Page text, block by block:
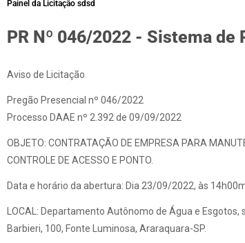
Painel da Licitação sdsd
PR Nº 046/2022 - Sistema de
Aviso de Licitação
Pregão Presencial nº 046/2022
Processo DAAE nº 2.392 de 09/09/2022
OBJETO: CONTRATAÇÃO DE EMPRESA PARA
CONTROLE DE ACESSO E PONTO.
Data e horário da abertura: Dia 23/09/2022, às
LOCAL: Departamento Autônomo de Água e Esgotos,
Barbieri, 100, Fonte Luminosa, Araraquara-SP.